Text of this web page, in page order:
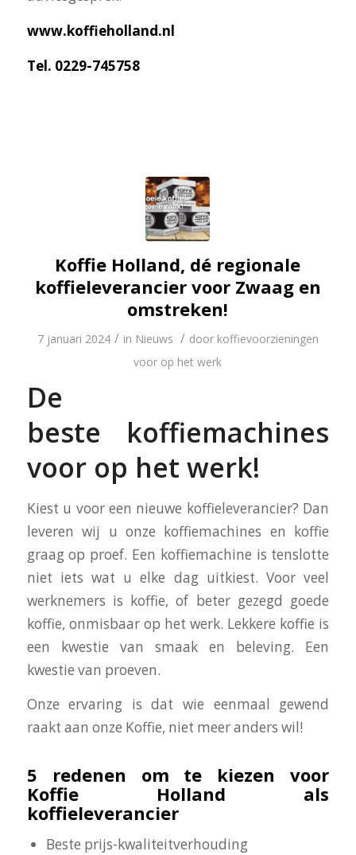
www.koffieholland.nl
Tel. 0229-745758
Koffie Holland, dé regionale
koffieleverancier voor Zwaag en
omstreken!
7 januari 2024 / in Nieuws / door koffievoorzieningen
voor op het werk
De
beste koffiemachines
voor op het werk!
Kiest u voor een nieuwe koffieleverancier? Dan
leveren wij u onze koffiemachines en koffie
graag op proef. Een koffiemachine is tenslotte
niet iets wat u elke dag uitkiest. Voor veel
werknemers is koffie, of beter gezegd goede
koffie, onmisbaar op het werk. Lekkere koffie is
een kwestie van smaak en beleving. Een
kwestie van proeven.
Onze ervaring is dat wie eenmaal gewend
raakt aan onze Koffie, niet meer anders wil!
5 redenen om te kiezen voor
Koffie Holland als
koffieleverancier
Beste prijs-kwaliteitverhouding